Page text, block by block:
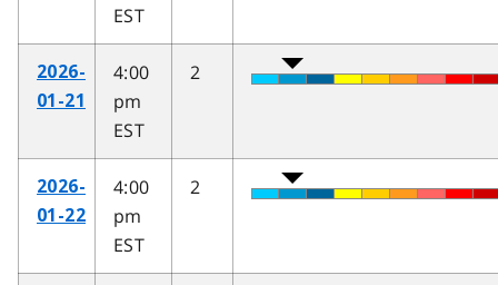
EST
2026-
01-21
4:00
pm
EST
2
2026-
01-22
4:00
pm
EST
2